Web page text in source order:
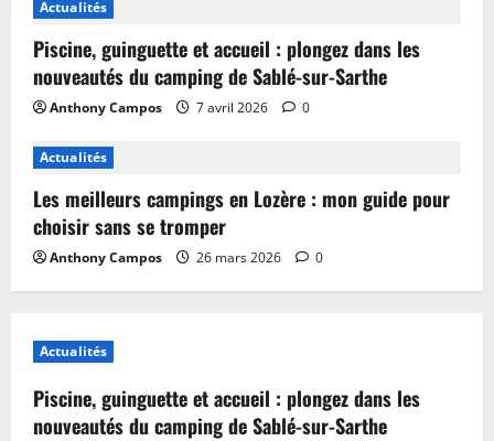
Actualités
Piscine, guinguette et accueil : plongez dans les
nouveautés du camping de Sablé-sur-Sarthe
Anthony Campos 7 avril 2026 0
Actualités
Les meilleurs campings en Lozère : mon guide pour
choisir sans se tromper
Anthony Campos 26 mars 2026 0
Actualités
Piscine, guinguette et accueil : plongez dans les
nouveautés du camping de Sablé-sur-Sarthe